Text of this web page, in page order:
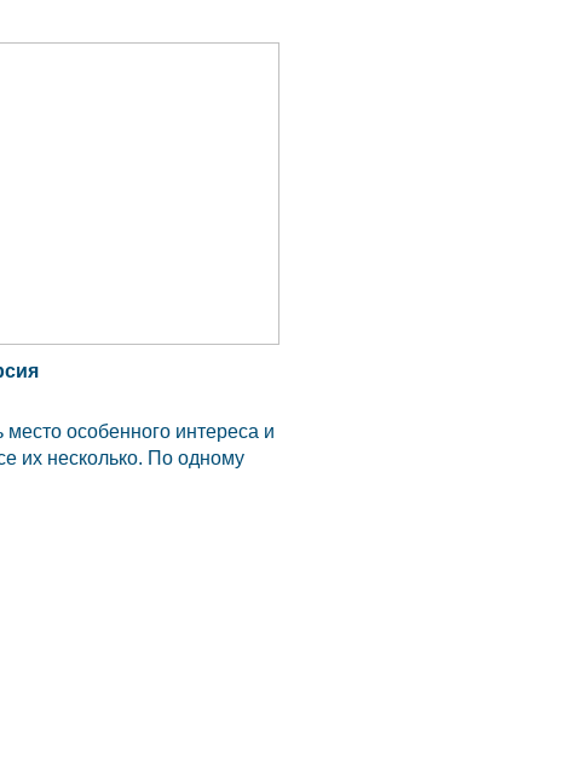
место особенного интереса и
их несколько. По одному